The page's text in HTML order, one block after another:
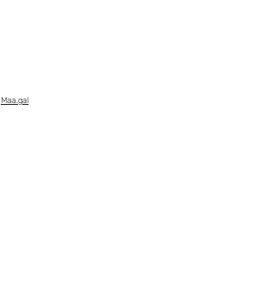
Maa.gal